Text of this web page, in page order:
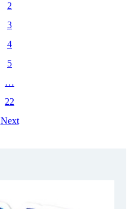
2
3
4
5
…
22
Next